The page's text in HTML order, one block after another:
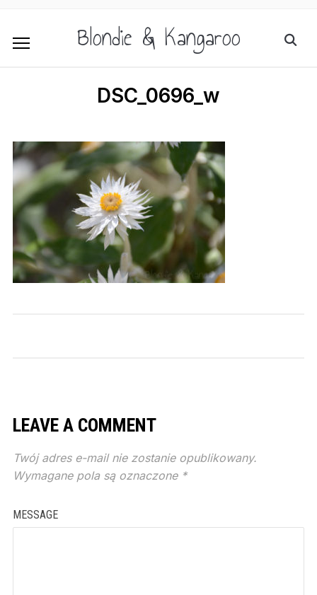
Blondie & Kangaroo
DSC_0696_w
LEAVE A COMMENT
Twój adres e-mail nie zostanie opublikowany.
Wymagane pola są oznaczone *
MESSAGE